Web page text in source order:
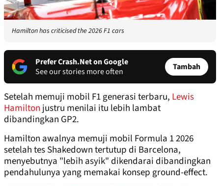
Hamilton has criticised the 2026 F1 cars
Prefer Crash.Net on Google
See our stories more often
Tambah
Setelah memuji mobil F1 generasi terbaru, Lewis
Hamilton justru menilai itu lebih lambat
dibandingkan GP2.
Hamilton awalnya memuji mobil Formula 1 2026
setelah tes Shakedown tertutup di Barcelona,
menyebutnya "lebih asyik" dikendarai dibandingkan
pendahulunya yang memakai konsep ground-effect.